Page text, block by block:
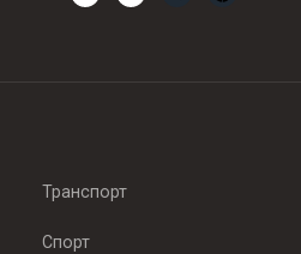
Транспорт
Спорт